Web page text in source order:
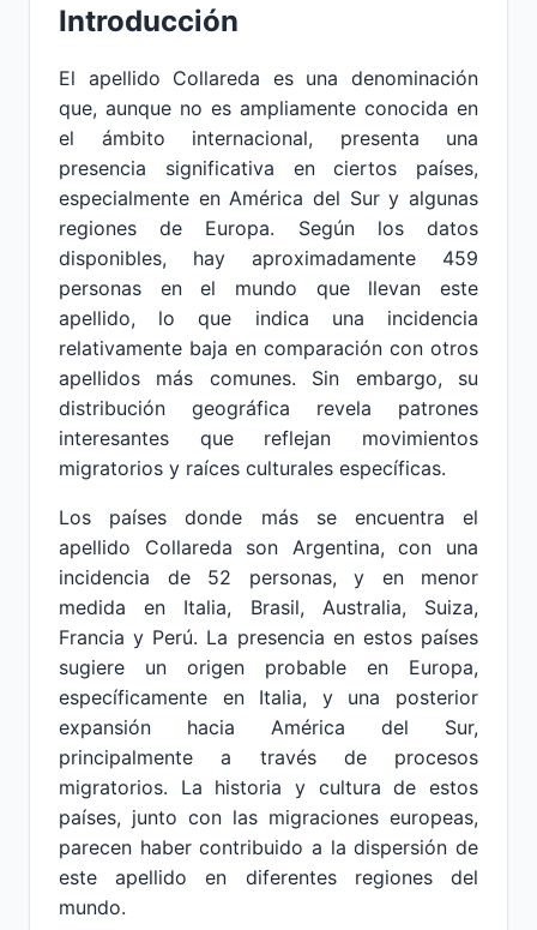
Introducción
El apellido Collareda es una denominación
que, aunque no es ampliamente conocida en
el ámbito internacional, presenta una
presencia significativa en ciertos países,
especialmente en América del Sur y algunas
regiones de Europa. Según los datos
disponibles, hay aproximadamente 459
personas en el mundo que llevan este
apellido, lo que indica una incidencia
relativamente baja en comparación con otros
apellidos más comunes. Sin embargo, su
distribución geográfica revela patrones
interesantes que reflejan movimientos
migratorios y raíces culturales específicas.
Los países donde más se encuentra el
apellido Collareda son Argentina, con una
incidencia de 52 personas, y en menor
medida en Italia, Brasil, Australia, Suiza,
Francia y Perú. La presencia en estos países
sugiere un origen probable en Europa,
específicamente en Italia, y una posterior
expansión hacia América del Sur,
principalmente a través de procesos
migratorios. La historia y cultura de estos
países, junto con las migraciones europeas,
parecen haber contribuido a la dispersión de
este apellido en diferentes regiones del
mundo.